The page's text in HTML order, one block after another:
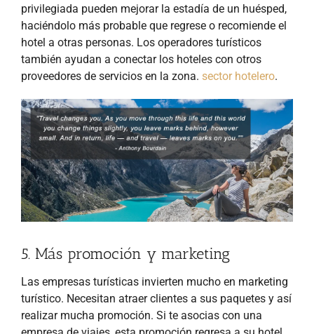
privilegiada pueden mejorar la estadía de un huésped,
haciéndolo más probable que regrese o recomiende el
hotel a otras personas. Los operadores turísticos
también ayudan a conectar los hoteles con otros
proveedores de servicios en la zona. sector hotelero.
5. Más promoción y marketing
Las empresas turísticas invierten mucho en marketing
turístico. Necesitan atraer clientes a sus paquetes y así
realizar mucha promoción. Si te asocias con una